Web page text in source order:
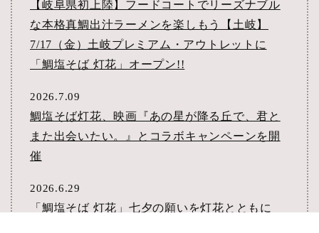
【岐阜県初上陸】フードコートでリーズナブル
な本格真鯛出汁ラーメンを楽しもう【土岐】
7/17（金）土岐プレミアム・アウトレットに
「鯛塩そば 灯花」オープン!!
2026.7.09
鯛塩そば灯花、映画『あの星が降る丘で、君と
また出会いたい。』とコラボキャンペーンを開
催
2026.6.29
「鯛塩そば 灯花」七夕の願いを灯花とともに